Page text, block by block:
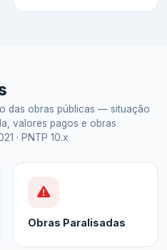
das obras públicas — situação
valores pagos e obras
· PNTP 10.x
Obras Paralisadas